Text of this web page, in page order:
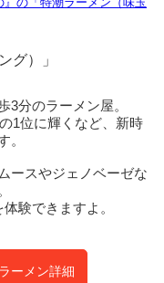
グ）」
3分のラーメン屋。
1位に輝くなど、新時
。
ースやジェノベーゼな
験できますよ。
ーメン詳細